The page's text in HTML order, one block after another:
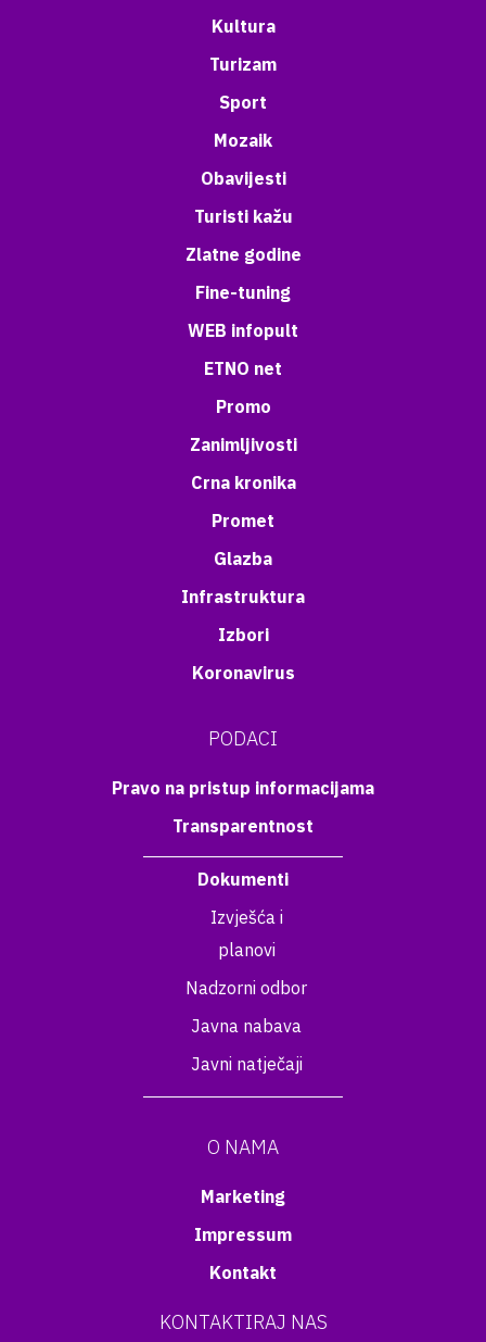
Kultura
Turizam
Sport
Mozaik
Obavijesti
Turisti kažu
Zlatne godine
Fine-tuning
WEB infopult
ETNO net
Promo
Zanimljivosti
Crna kronika
Promet
Glazba
Infrastruktura
Izbori
Koronavirus
PODACI
Pravo na pristup informacijama
Transparentnost
Dokumenti
Izvješća i
planovi
Nadzorni odbor
Javna nabava
Javni natječaji
O NAMA
Marketing
Impressum
Kontakt
KONTAKTIRAJ NAS